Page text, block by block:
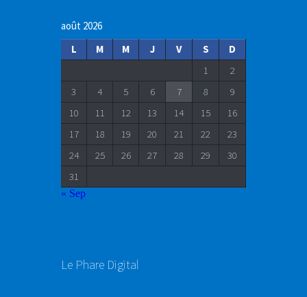
août 2026
L
M M J V S
D
1
2
3
4 5 6 7 8
9
10
11 12 13 14 15
16
17
18 19 20 21 22
23
24
25 26 27 28 29
30
31
« Sep
Le Phare Digital